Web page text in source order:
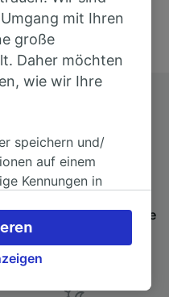
Dortmund Hbf
Dann bitte
nach Dortmund
fahren, prüfen Sie die
mit Ihren
große
Daher möchten
wie wir Ihre
speichern und/
auf einem
Kennungen in
Präferenzen
einschließlich
berechtigtem